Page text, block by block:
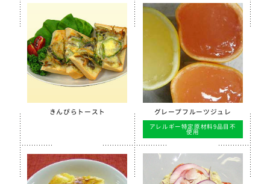
沖縄パインゼリー
すだちゼリー
ブルーベリーゼリーCFE
北海道シュレッドチーズ
給食用 毎日骨太 MBP® ベビーチーズ
クラスメイト
うの花コロッケ（ひじき入り）
スクールチーズフォンデュサンドコロッケ
白花豆コロッケ
きんぴらトースト グレープフルーツジュレ
アレルギー特定原材料9品目不
使用